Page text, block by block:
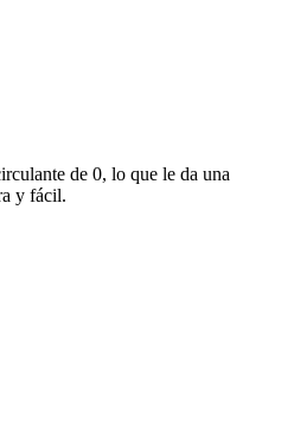
de 0, lo que le da una
y fácil.